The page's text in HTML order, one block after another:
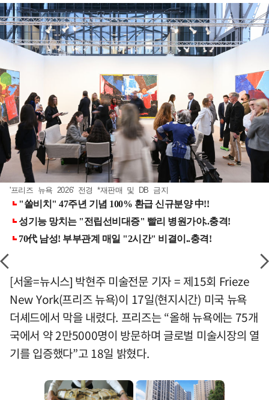
'프리즈 뉴욕 2026' 전경 *재판매 및 DB 금지
[서울=뉴시스] 박현주 미술전문 기자 = 제15회 Frieze
New York(프리즈 뉴욕)이 17일(현지시간) 미국 뉴욕
더셰드에서 막을 내렸다. 프리즈는 “올해 뉴욕에는 75개
국에서 약 2만5000명이 방문하며 글로벌 미술시장의 열
기를 입증했다”고 18일 밝혔다.